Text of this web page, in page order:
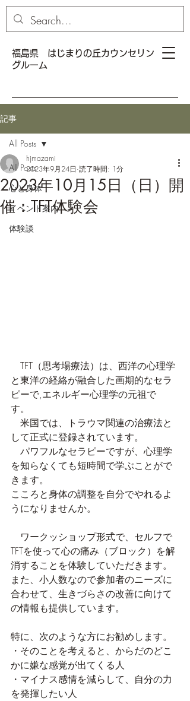
福島県 はじまりの丘カウンセリン
グルーム
記事
All Posts
心と身体
イベント案内
体験談
All Posts
2023年10月15日（日）開
催：TFT体験会
hjmazami
2023年9月24日 読了時間: 1分
TFT（思考場療法）は、西洋の心理学
と東洋の経絡が融合した画期的なセラ
ピーで,エネルギー心理学の元祖で
す。
米国では、トラウマ関連の治療法と
して正式に登録されています。
パワフルなセラピーですが、心理学
を知らなくても短時間で学ぶことがで
きます。
こころと身体の調整を自分でやれるよ
うになりませんか。
ワークッショップ形式で、セルフで
TFTを使って心の痛み（ブロック）を解
消することを体験していただきます。
また、小人数なので参加者のニーズに
合わせて、生きづらさの改善に向けて
の情報も提供しています。
特に、次のような方にお勧めします。
・そのことを考えると、からだのどこ
かに嫌な感覚が出てくる人
・マイナス感情を減らして、自分の力
を発揮したい人